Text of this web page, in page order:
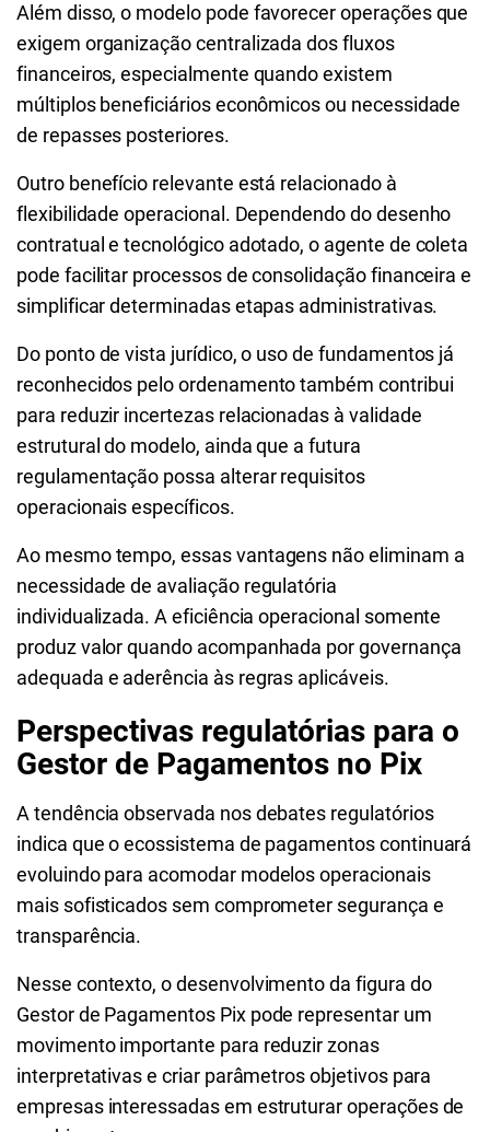
Além disso, o modelo pode favorecer operações que
exigem organização centralizada dos fluxos
financeiros, especialmente quando existem
múltiplos beneficiários econômicos ou necessidade
de repasses posteriores.
Outro benefício relevante está relacionado à
flexibilidade operacional. Dependendo do desenho
contratual e tecnológico adotado, o agente de coleta
pode facilitar processos de consolidação financeira e
simplificar determinadas etapas administrativas.
Do ponto de vista jurídico, o uso de fundamentos já
reconhecidos pelo ordenamento também contribui
para reduzir incertezas relacionadas à validade
estrutural do modelo, ainda que a futura
regulamentação possa alterar requisitos
operacionais específicos.
Ao mesmo tempo, essas vantagens não eliminam a
necessidade de avaliação regulatória
individualizada. A eficiência operacional somente
produz valor quando acompanhada por governança
adequada e aderência às regras aplicáveis.
Perspectivas regulatórias para o
Gestor de Pagamentos no Pix
A tendência observada nos debates regulatórios
indica que o ecossistema de pagamentos continuará
evoluindo para acomodar modelos operacionais
mais sofisticados sem comprometer segurança e
transparência.
Nesse contexto, o desenvolvimento da figura do
Gestor de Pagamentos Pix pode representar um
movimento importante para reduzir zonas
interpretativas e criar parâmetros objetivos para
empresas interessadas em estruturar operações de